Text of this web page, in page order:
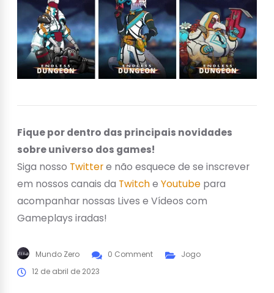
Fique por dentro das principais novidades
sobre universo dos games!
Siga nosso Twittere não esquece de se inscrever
em nossos canais da Twitche Youtube para
acompanhar nossas Lives e Vídeos com
Gameplays iradas!
Mundo Zero 0 Comment
Jogo
12 de abril de 2023